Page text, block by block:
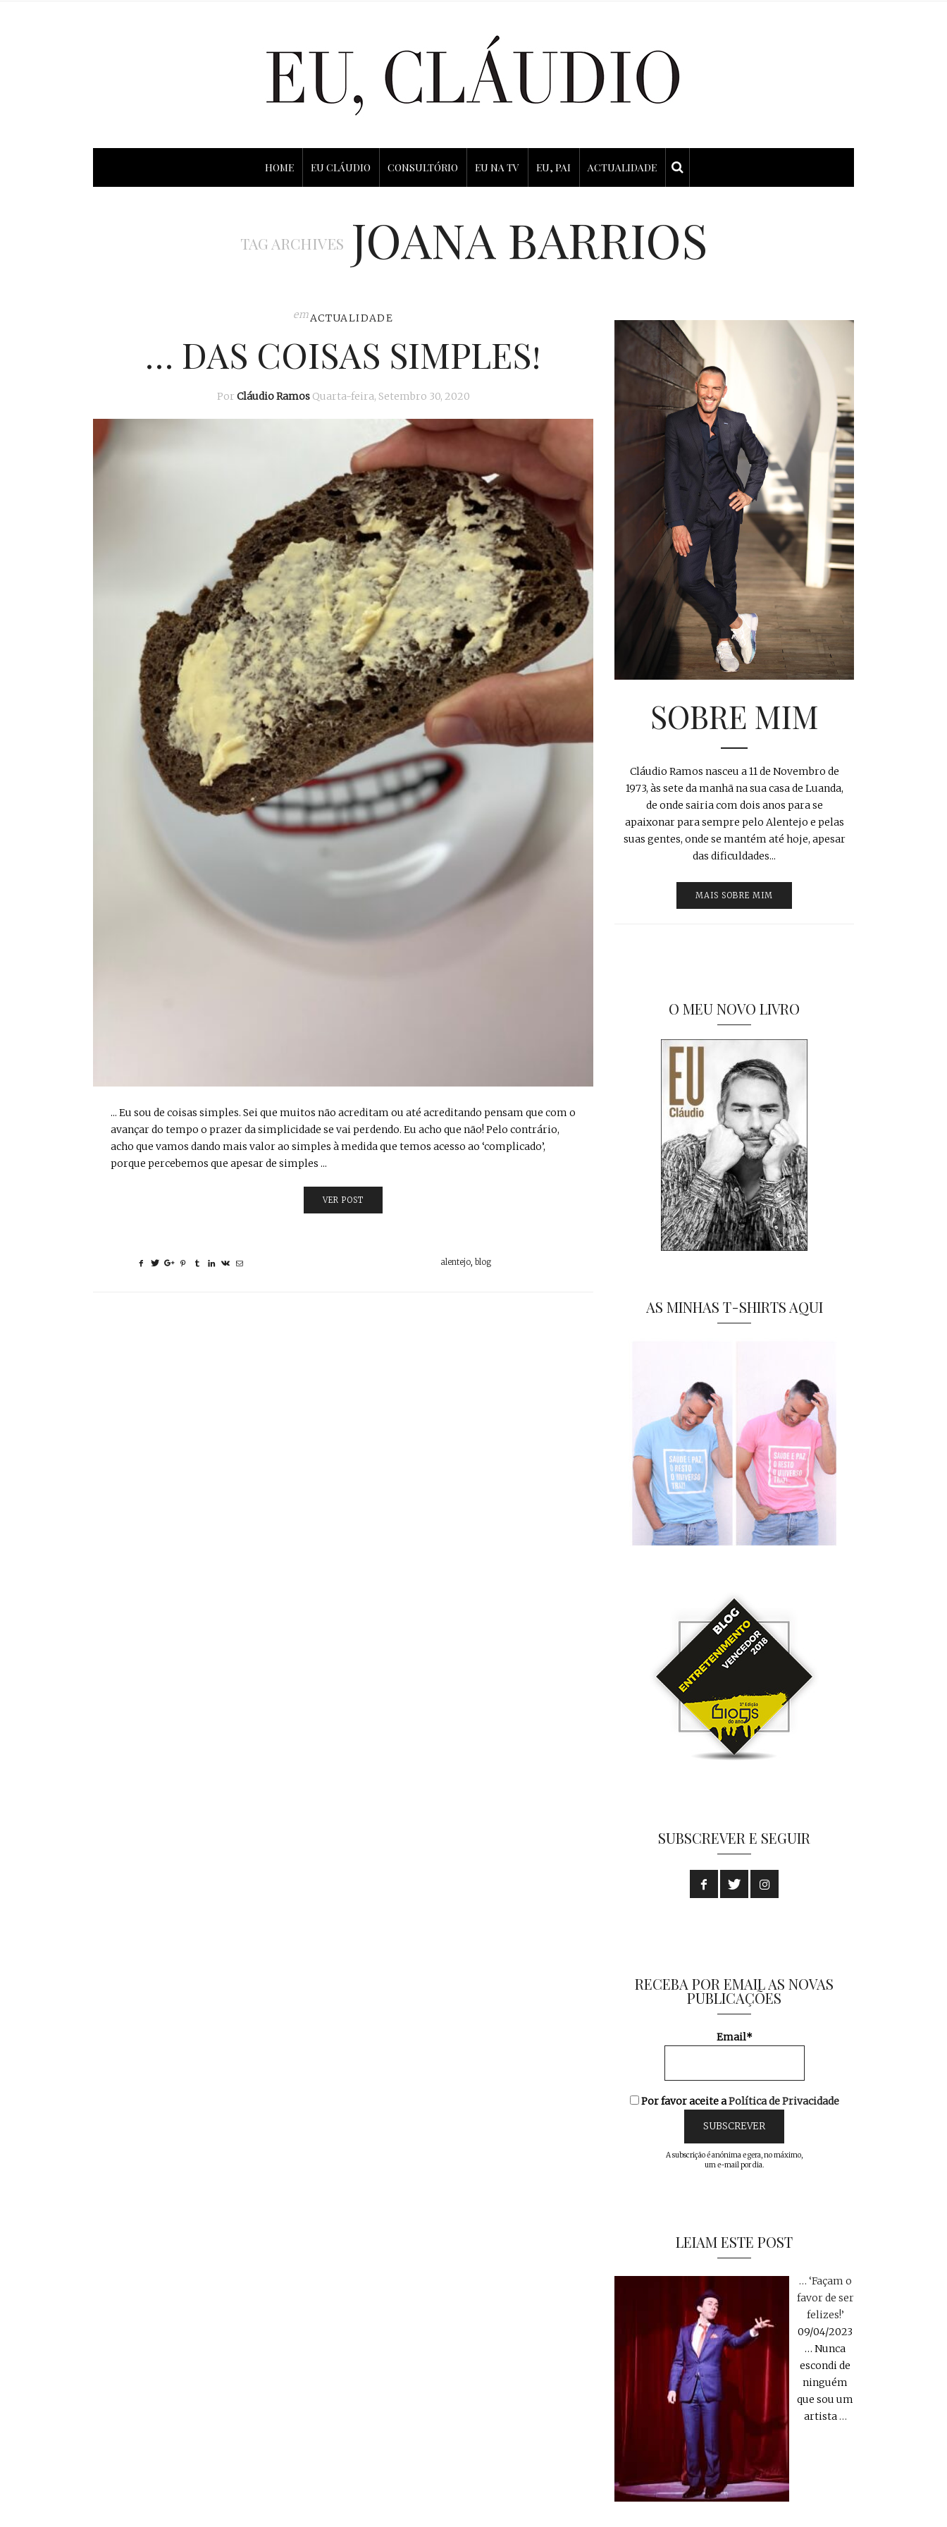
HOME EU CLÁUDIO CONSULTÓRIO EU NA TV EU, PAI ACTUALIDADE
TAG ARCHIVES JOANA BARRIOS
emACTUALIDADE
… DAS COISAS SIMPLES!
Por Cláudio Ramos Quarta-feira, Setembro 30, 2020
... Eu sou de coisas simples. Sei que muitos não acreditam ou até acreditando pensam que com o
avançar do tempo o prazer da simplicidade se vai perdendo. Eu acho que não! Pelo contrário,
acho que vamos dando mais valor ao simples à medida que temos acesso ao ‘complicado’,
porque percebemos que apesar de simples ...
VER POST
alentejo, blog
SOBRE MIM
Cláudio Ramos nasceu a 11 de Novembro de
1973, às sete da manhã na sua casa de Luanda,
de onde sairia com dois anos para se
apaixonar para sempre pelo Alentejo e pelas
suas gentes, onde se mantém até hoje, apesar
das dificuldades...
MAIS SOBRE MIM
O MEU NOVO LIVRO
AS MINHAS T-SHIRTS AQUI
SUBSCREVER E SEGUIR
RECEBA POR EMAIL AS NOVAS
PUBLICAÇÕES
Email*
Por favor aceite aPolítica de Privacidade
A subscrição é anónima e gera, no máximo,
um e-mail por dia.
LEIAM ESTE POST
… ‘Façam o
favor de ser
felizes!’
09/04/2023
… Nunca
escondi de
ninguém
que sou um
artista…